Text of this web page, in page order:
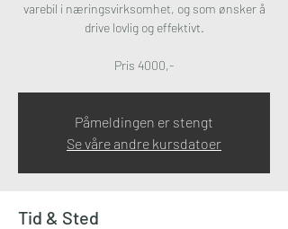
varebil i næringsvirksomhet, og som ønsker å
drive lovlig og effektivt.
Pris 4000,-
Påmeldingen er stengt
Se våre andre kursdatoer
Tid & Sted